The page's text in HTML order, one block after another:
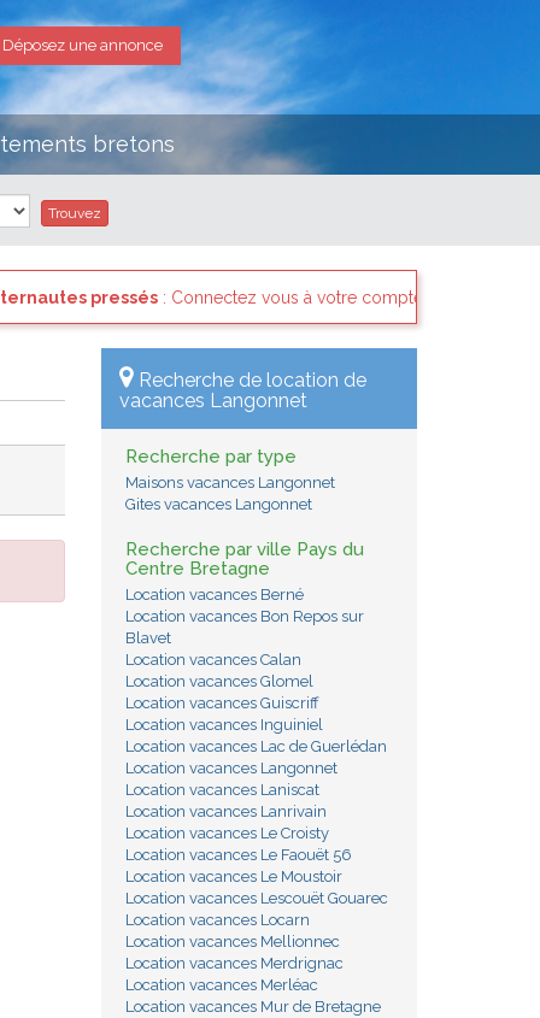
une annonce
bretons
: Connectez vous à votre compte et consultez les "Messages des
Recherche de location de
vacances Langonnet
Recherche par type
Maisons vacances Langonnet
Gites vacances Langonnet
Recherche par ville Pays du
Centre Bretagne
Location vacances Berné
Location vacances Bon Repos sur
Blavet
Location vacances Calan
Location vacances Glomel
Location vacances Guiscriff
Location vacances Inguiniel
Location vacances Lac de Guerlédan
Location vacances Langonnet
Location vacances Laniscat
Location vacances Lanrivain
Location vacances Le Croisty
Location vacances Le Faouët 56
Location vacances Le Moustoir
Location vacances Lescouët Gouarec
Location vacances Locarn
Location vacances Mellionnec
Location vacances Merdrignac
Location vacances Merléac
Location vacances Mur de Bretagne